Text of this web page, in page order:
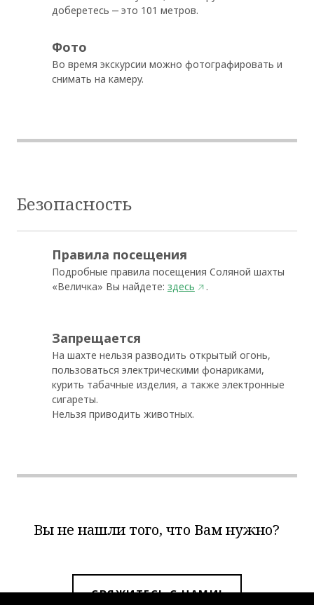
доберетесь ‒ это 101 метров.
Фото
Во время экскурсии можно фотографировать и
снимать на камеру.
Безопасность
Правила посещения
Подробные правила посещения Соляной шахты
«Величка» Вы найдете: здесь .
Запрещается
На шахте нельзя разводить открытый огонь,
пользоваться электрическими фонариками,
курить табачные изделия, а также электронные
сигареты.
Нельзя приводить животных.
Вы не нашли того, что Вам нужно?
СВЯЖИТЕСЬ С НАМИ!